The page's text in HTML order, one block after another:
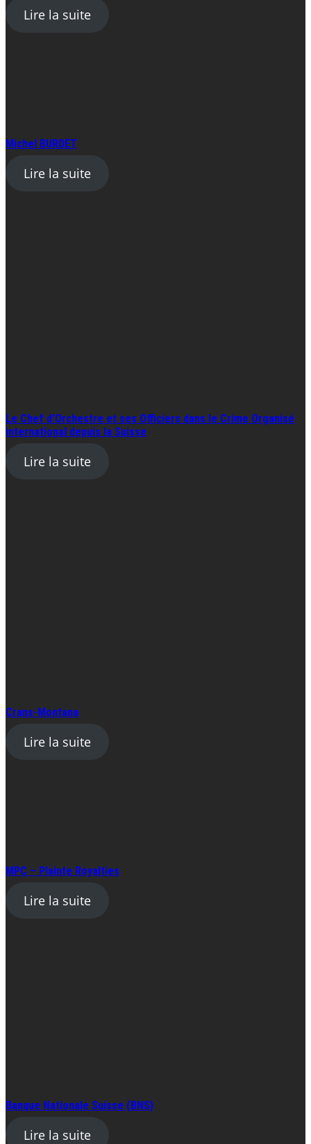
Lire la suite
Michel BURDET
Lire la suite
Le Chef d’Orchestre et ses Officiers dans le Crime Organisé
international depuis la Suisse
Lire la suite
Crans-Montana
Lire la suite
MPC – Plainte Royalties
Lire la suite
Banque Nationale Suisse (BNS)
Lire la suite